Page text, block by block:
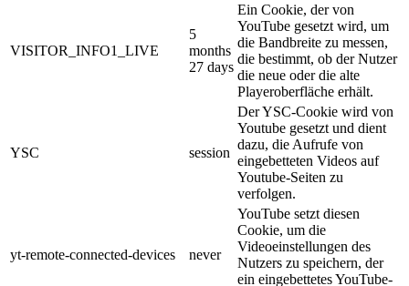
VISITOR_INFO1_LIVE
5
months
27 days
Ein Cookie, der von
YouTube gesetzt wird, um
die Bandbreite zu messen,
die bestimmt, ob der Nutzer
die neue oder die alte
Playeroberfläche erhält.
YSC session
Der YSC-Cookie wird von
Youtube gesetzt und dient
dazu, die Aufrufe von
eingebetteten Videos auf
Youtube-Seiten zu
verfolgen.
yt-remote-connected-devices never
YouTube setzt diesen
Cookie, um die
Videoeinstellungen des
Nutzers zu speichern, der
ein eingebettetes YouTube-